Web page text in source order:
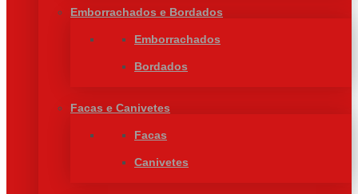
Emborrachados e Bordados
Emborrachados
Bordados
Facas e Canivetes
Facas
Canivetes